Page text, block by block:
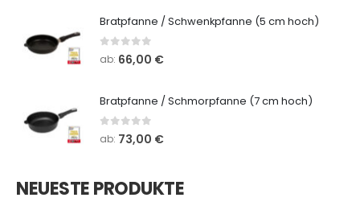
Bratpfanne / Schwenkpfanne (5 cm hoch)
out of 5
ab: 66,00 €
Bratpfanne / Schmorpfanne (7 cm hoch)
out of 5
ab: 73,00 €
NEUESTE PRODUKTE